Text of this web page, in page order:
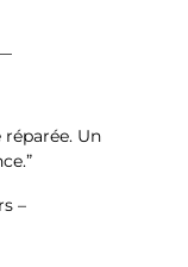
réparée. Un
–